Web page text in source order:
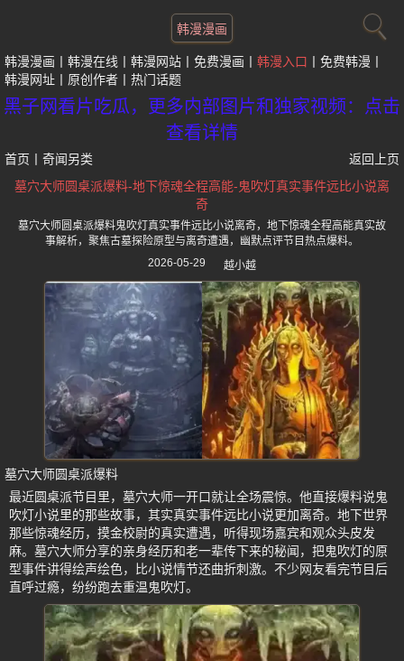
韩漫漫画
韩漫漫画 韩漫在线 韩漫网站 免费漫画 韩漫入口
免费韩漫
韩漫网址
原创作者 热门话题
黑子网看片吃瓜，更多内部图片和独家视频：点击
查看详情
首页 奇闻另类
返回上页
墓穴大师圆桌派爆料-地下惊魂全程高能-鬼吹灯真实事件远比小说离
奇
墓穴大师圆桌派爆料鬼吹灯真实事件远比小说离奇，地下惊魂全程高能真实故
事解析，聚焦古墓探险原型与离奇遭遇，幽默点评节目热点爆料。
2026-05-29
越小越
墓穴大师圆桌派爆料
最近圆桌派节目里，墓穴大师一开口就让全场震惊。他直接爆料说鬼
吹灯小说里的那些故事，其实真实事件远比小说更加离奇。地下世界
那些惊魂经历，摸金校尉的真实遭遇，听得现场嘉宾和观众头皮发
麻。墓穴大师分享的亲身经历和老一辈传下来的秘闻，把鬼吹灯的原
型事件讲得绘声绘色，比小说情节还曲折刺激。不少网友看完节目后
直呼过瘾，纷纷跑去重温鬼吹灯。